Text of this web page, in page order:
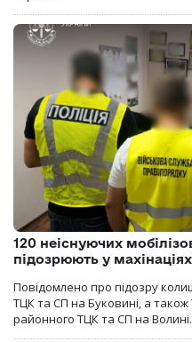
120 неіснуючих
підозрюють у
Повідомлено про підозру
ТЦК та СП на Буковині, а
районного ТЦК та СП на Волині.